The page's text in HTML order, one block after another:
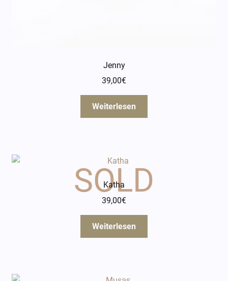
Jenny
39,00€
Weiterlesen
Katha
39,00€
Weiterlesen